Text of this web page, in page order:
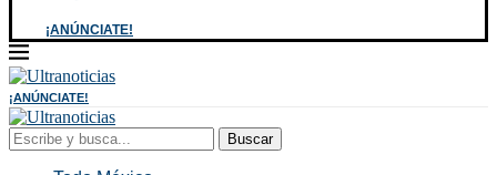
¡ANÚNCIATE!
¡ANÚNCIATE!
Buscar